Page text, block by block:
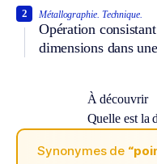
Métallographie. Technique.
Opération
dimensions dans
2
À découvrir
Quelle est la
Synonymes de